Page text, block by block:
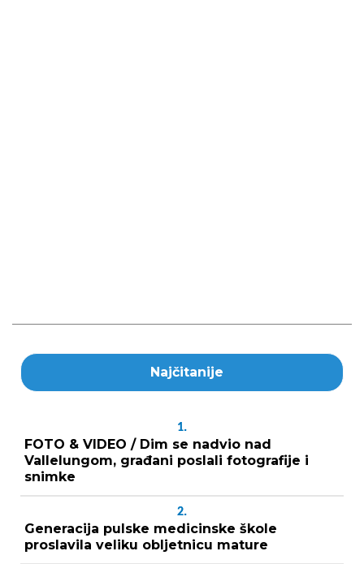
Najčitanije
1.
FOTO & VIDEO / Dim se nadvio nad
Vallelungom, građani poslali fotografije i
snimke
2.
Generacija pulske medicinske škole
proslavila veliku obljetnicu mature